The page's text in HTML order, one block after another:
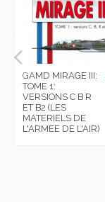
GAMD MIRAGE III:
TOME 1:
VERSIONS C B R
ET B2 (LES
MATERIELS DE
L'ARMEE DE L'AIR)